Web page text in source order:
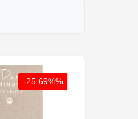
-25.69%%